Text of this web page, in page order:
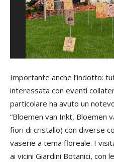
Importante anche l’indotto:
interessata con eventi
particolare ha avuto un
“Bloemen van Inkt, Bloemen
fiori di cristallo) con diverse
vaserie a tema floreale. I
ai vicini Giardini Botanici, con